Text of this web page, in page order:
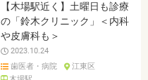
【木場駅近く】土曜日も診療
の「鈴木クリニック」＜内科
や皮膚科も＞
2023.10.24
歯医者・病院
江東区